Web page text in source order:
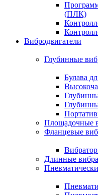
(ПЛК)
Вибродвигатели
Глубинные
Булава
Площадочные
Фланцевые
Длинные